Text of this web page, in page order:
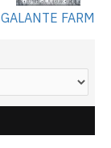
GALANTE FARM